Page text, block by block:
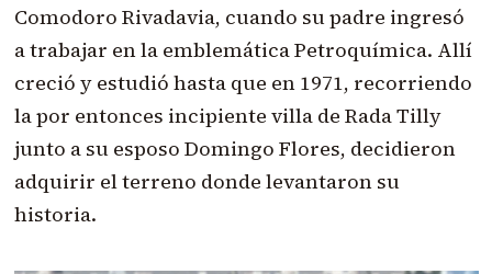
Comodoro Rivadavia, cuando su padre ingresó
a trabajar en la emblemática Petroquímica. Allí
creció y estudió hasta que en 1971, recorriendo
la por entonces incipiente villa de Rada Tilly
junto a su esposo Domingo Flores, decidieron
adquirir el terreno donde levantaron su
historia.